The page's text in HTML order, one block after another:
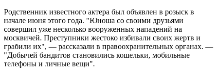
Родственник известного актера был объявлен в розыск в
начале июня этого года. "Юноша со своими друзьями
совершил уже несколько вооруженных нападений на
москвичей. Преступники жестоко избивали своих жертв и
грабили их", — рассказали в правоохранительных органах. —
"Добычей бандитов становились кошельки, мобильные
телефоны и личные вещи".